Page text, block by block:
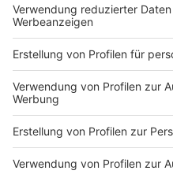
aus, dürfen Verbraucher
werden, auch wenn die
höhere
wurde. Eine Frist muss
Das allgemeine 14-
ebenfalls.
Anzeige